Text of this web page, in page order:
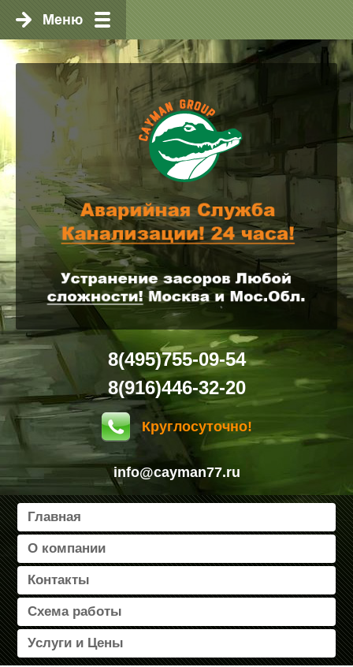
8(495)755-09-54
8(916)446-32-20
Круглосуточно!
info@cayman77.ru
Главная
О компании
Контакты
Схема работы
Услуги и Цены